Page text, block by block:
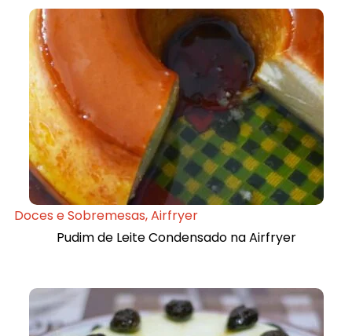
Doces e Sobremesas,Airfryer
Pudim de Leite Condensado na Airfryer